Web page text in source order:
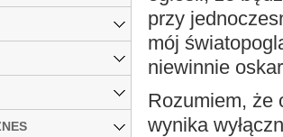
przy
mój
niewinnie
Rozumiem, że
wynika